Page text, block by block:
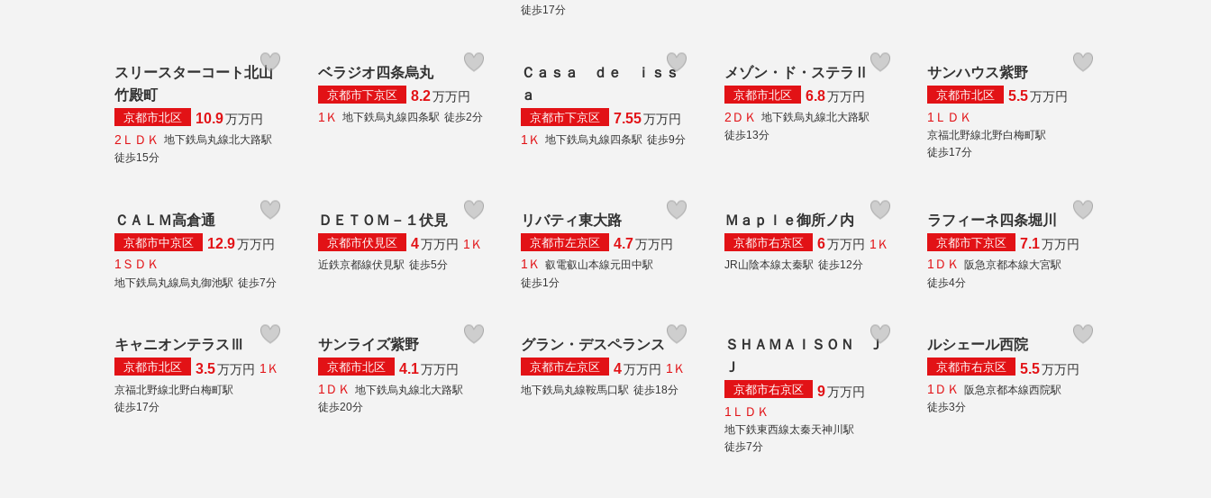
徒歩17分
スリースターコート北山
竹殿町
京都市北区 10.9万万円
2ＬＤＫ
地下鉄烏丸線北大路駅
徒歩15分
ベラジオ四条烏丸
京都市下京区 8.2万万円
1Ｋ
地下鉄烏丸線四条駅 徒歩2分
Ｃａｓａ ｄｅ ｉｓｓ
ａ
京都市下京区 7.55万万円
1Ｋ
地下鉄烏丸線四条駅 徒歩9分
メゾン・ド・ステラⅡ
京都市北区 6.8万万円
2ＤＫ
地下鉄烏丸線北大路駅
徒歩13分
サンハウス紫野
京都市北区 5.5万万円
1ＬＤＫ
京福北野線北野白梅町駅
徒歩17分
ＣＡＬＭ高倉通
京都市中京区 12.9万万円
1ＳＤＫ
地下鉄烏丸線烏丸御池駅 徒歩7分
ＤＥＴＯＭ－１伏見
京都市伏見区 4万万円 1Ｋ
近鉄京都線伏見駅 徒歩5分
リバティ東大路
京都市左京区 4.7万万円
1Ｋ 叡電叡山本線元田中駅
徒歩1分
Ｍａｐｌｅ御所ノ内
京都市右京区 6万万円 1Ｋ
JR山陰本線太秦駅 徒歩12分
ラフィーネ四条堀川
京都市下京区 7.1万万円
1ＤＫ 阪急京都本線大宮駅
徒歩4分
キャニオンテラスⅢ
京都市北区 3.5万万円 1Ｋ
京福北野線北野白梅町駅
徒歩17分
サンライズ紫野
京都市北区 4.1万万円
1ＤＫ
地下鉄烏丸線北大路駅
徒歩20分
グラン・デスペランス
京都市左京区 4万万円 1Ｋ
地下鉄烏丸線鞍馬口駅 徒歩18分
ＳＨＡＭＡＩＳＯＮ Ｊ
Ｊ
京都市右京区 9万万円
1ＬＤＫ
地下鉄東西線太秦天神川駅
徒歩7分
ルシェール西院
京都市右京区 5.5万万円
1ＤＫ
阪急京都本線西院駅
徒歩3分